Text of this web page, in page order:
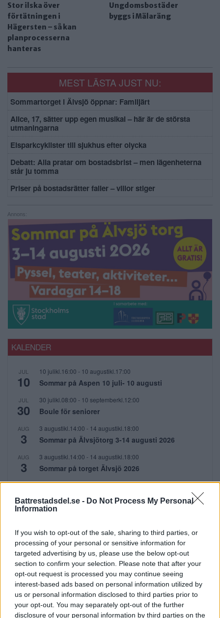
Battrestadsdel.se - Do Not Process My Personal
Information
If you wish to opt-out of the sale, sharing to third parties, or
processing of your personal or sensitive information for
targeted advertising by us, please use the below opt-out
section to confirm your selection. Please note that after your
opt-out request is processed you may continue seeing
interest-based ads based on personal information utilized by
us or personal information disclosed to third parties prior to
your opt-out. You may separately opt-out of the further
disclosure of your personal information by third parties on the
Stor ilska över
förtätningen i
Hägersten – så kan
planprocesserna
hanteras
Ungdomsbostäder
byggs i Mälaräng
MEST LÄSTA JUST NU:
Sommartorget i Älvsjö öppnar: Familjärt
Alice, 17, sätter upp egen musikal – här är de största
utmaningarna
Elsparkcyklister till sjukhus efter olycka
Debatt: Alla pratar om bostadsbrist – men lägenheterna
står ju tomma
Priser på bostadsrätter faller – villor stiger
Annons:
KALENDER
JUL
10
10 julikl.16:00 - 10 augustikl.17:00
Sommar på Aspen 10 juli- 10 augusti
JUL
30
30 julikl.08:00 - 10 septemberkl.12:00
Boule för seniorer
AUG
3
3 augustikl.14:00 - 14 augustikl.18:00
Sommar på Älvsjötorg 3-14 augusti 2026
AUG
3
3 augustikl.14:00 - 14 augustikl.18:00
Sommar på torget Älvsjö 2026
AUG
6
6 augustikl.19:00-8 augustikl.19:00
Carrie the musical
PRENUMERERA
Få dina lokala nyheter i mejlen!
E-postadress